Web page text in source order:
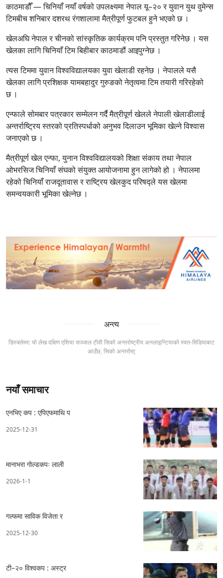
काठमाडौँ — चिनियाँ नयाँ वर्षको उपलक्ष्यमा नेपाल यू–२० र युवान युथ वुमेन्स
टिमबीच शनिबार दशरथ रंगशालामा मैत्रीपूर्ण फुटबल हुने भएको छ ।
खेलअघि नेपाल र चीनको सांस्कृतिक कार्यक्रम पनि प्रस्तुत गरिनेछ । यस
खेलका लागि चिनियाँ टिम बिहीबार काठमाडौं आइपुग्नेछ ।
त्यस टिममा युवान विश्वविद्यालयका युवा खेलाडी रहनेछ । नेपालले यसै
खेलका लागि प्रशिक्षक यामबहादुर गुरुङको नेतृत्वमा टिम तयारी गरिरहेको
छ ।
एन्फाले सोमबार पत्रकार सम्मेलन गर्दै मैत्रीपूर्ण खेलले नेपाली खेलाडीलाई
अन्तर्राष्ट्रिय स्तरको प्रतिस्पर्धाको अनुभव दिलाउन भूमिका खेल्ने विश्वास
जनाएको छ ।
मैत्रीपूर्ण खेल एन्फा, युनान विश्वविद्यालयको शिक्षा संकाय तथा नेपाल
ओभरसिज चिनियाँ संघको संयुक्त आयोजनामा हुन लागेको हो । नेपालमा
रहेको चिनियाँ राजदूतावास र राष्ट्रिय खेलकुद परिषद्ले यस खेलमा
समन्वयकारी भूमिका खेल्नेछ ।
अन्त्य
डिस्क्लेमर: यो लेख दक्षिण एशिया सञ्जाल टीवी सिको अन्तर्राष्ट्रीय अनलाइन्टियाको स्वत-मिडियाबाट
आउँछ, सिको अन्तर्राष्ट्
नयाँ समाचार
एनभिए कप : एपिएफमाथि प
2025-12-31
मानाभरा गोल्डकपः लाली
2026-1-1
गल्फमा साविक विजेता र
2025-12-30
टी–२० विश्वकप : अस्ट्र